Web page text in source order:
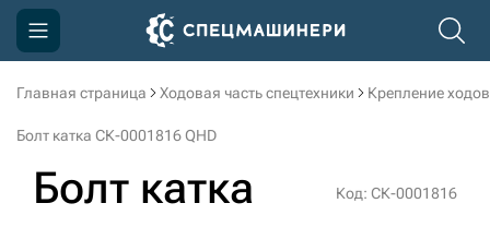
Главная страница Ходовая часть спецтехники Крепление
Болт катка СК-0001816 QHD
Болт катка Код: СК-0001816
Компания
Доставка и оплата